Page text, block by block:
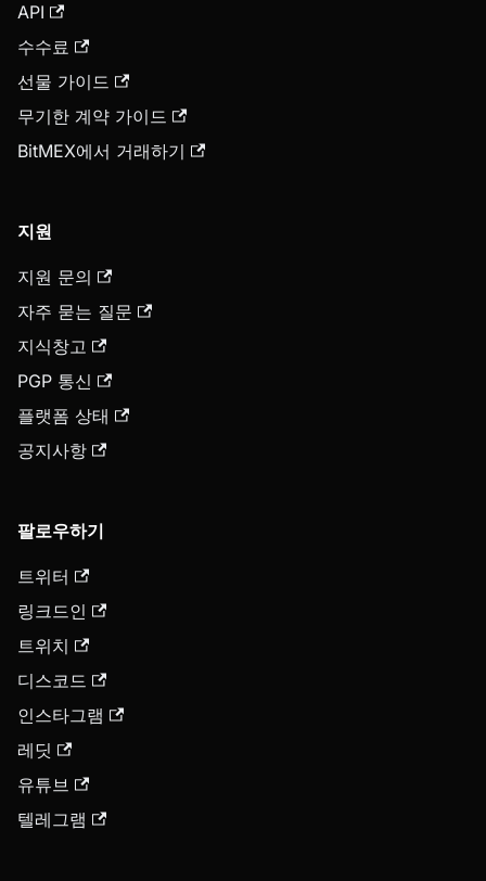
API
수수료
선물 가이드
무기한 계약 가이드
BitMEX에서 거래하기
지원
지원 문의
자주 묻는 질문
지식창고
PGP 통신
플랫폼 상태
공지사항
팔로우하기
트위터
링크드인
트위치
디스코드
인스타그램
레딧
유튜브
텔레그램